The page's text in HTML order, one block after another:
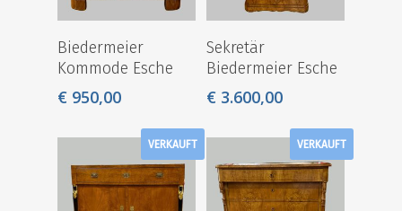
Biedermeier
Kommode Esche
€ 950,00
Sekretär
Biedermeier Esche
€ 3.600,00
VERKAUFT VERKAUFT